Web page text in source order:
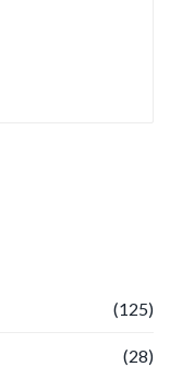
(125)
(28)